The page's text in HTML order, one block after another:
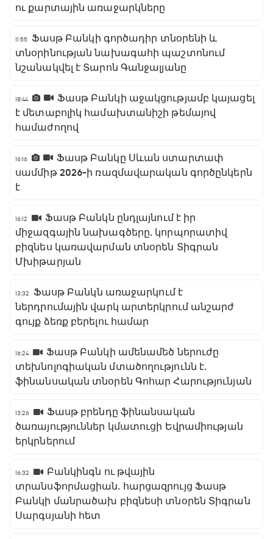
ու քարտային առաջարկները
11:55
Ֆասթ Բանկի գործադիր տնօրենի և
տնօրինության նախագահի պաշտոնում
նշանակվել է Տարոն Գանջալյանը
18:44
Ֆասթ Բանկի աջակցությամբ կայացել
է մետաբոլիկ համախտանիշի թեմայով
համաժողով
16:16
Ֆասթ Բանկը Սևան ստարտափ
սամմիթ 2026-ի ռազմավարական գործընկերն
է
16:12
Ֆասթ Բանկն ընդլայնում է իր
միջազգային նախագծերը․ կորպորատիվ
բիզնես կառավարման տնօրեն Տիգրան
Մխիթարյան
13:32
Ֆասթ Բանկն առաջարկում է
ներդրումային վարկ արտերկրում անշարժ
գույք ձեռք բերելու համար
16:24
Ֆասթ Բանկի ամենամեծ ներուժը
տեխնոլոգիական մտածողությունն է․
ֆինանսական տնօրեն Գոհար Հարությունյան
13:26
Ֆասթ բրենդը ֆինանսական
ծառայություններ կմատուցի Եվրամիության
երկրներում
16:32
Բանկինգն ու թվային
տրանսֆորմացիան․ հարցազրույց Ֆասթ
Բանկի մանրածախ բիզնեսի տնօրեն Տիգրան
Սարգսյանի հետ